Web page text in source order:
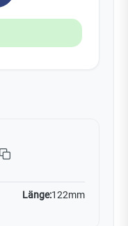
Länge:122mm